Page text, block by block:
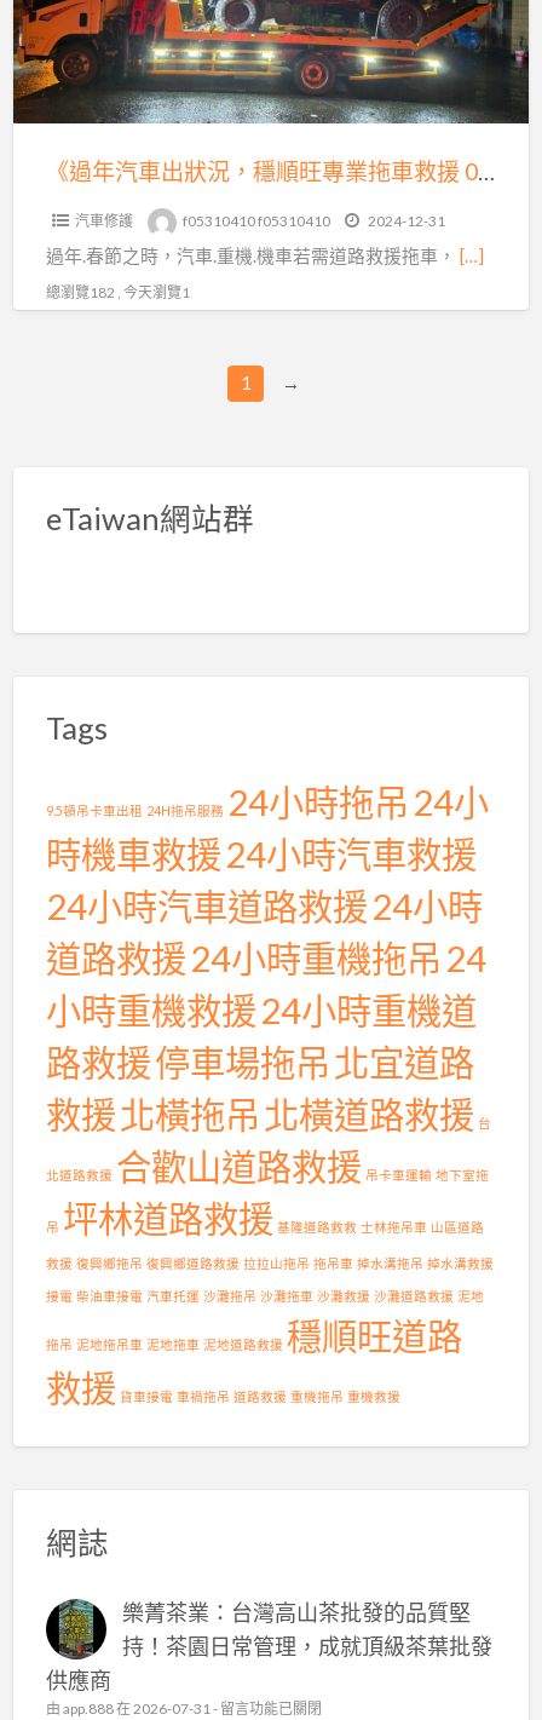
狀
況，
穩
順
《過年汽車出狀況，穩順旺專業拖車救援 0913177311，LINE 同號》
汽車修護 f05310410 f05310410 2024-12-31
過年.春節之時，汽車.重機.機車若需道路救援拖車， […]
總瀏覽182 , 今天瀏覽1
1 →
eTaiwan網站群
Tags
9.5頓吊卡車出租 24H拖吊服務 24小時拖吊 24小
時機車救援24小時汽車救援
24小時汽車道路救援24小時
道路救援24小時重機拖吊 24
小時重機救援24小時重機道
路救援停車場拖吊 北宜道路
救援北橫拖吊 北橫道路救援 台
北道路救援 合歡山道路救援 吊卡車運輸 地下室拖
吊 坪林道路救援 基隆道路救救 士林拖吊車 山區道路
救援 復興鄉拖吊 復興鄉道路救援 拉拉山拖吊 拖吊車 掉水溝拖吊 掉水溝救援
接電 柴油車接電 汽車托運 沙灘拖吊 沙灘拖車 沙灘救援 沙灘道路救援 泥地
拖吊 泥地拖吊車 泥地拖車 泥地道路救援 穩順旺道路
救援 貨車接電 車禍拖吊 道路救援 重機拖吊 重機救援
網誌
樂菁茶業：台灣高山茶批發的品質堅
持！茶園日常管理，成就頂級茶葉批發
供應商
由 app.888在 2026-07-31 - 在
留言功能已關閉